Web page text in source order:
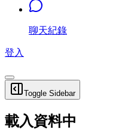
聊天紀錄
登入
Toggle Sidebar
載入資料中